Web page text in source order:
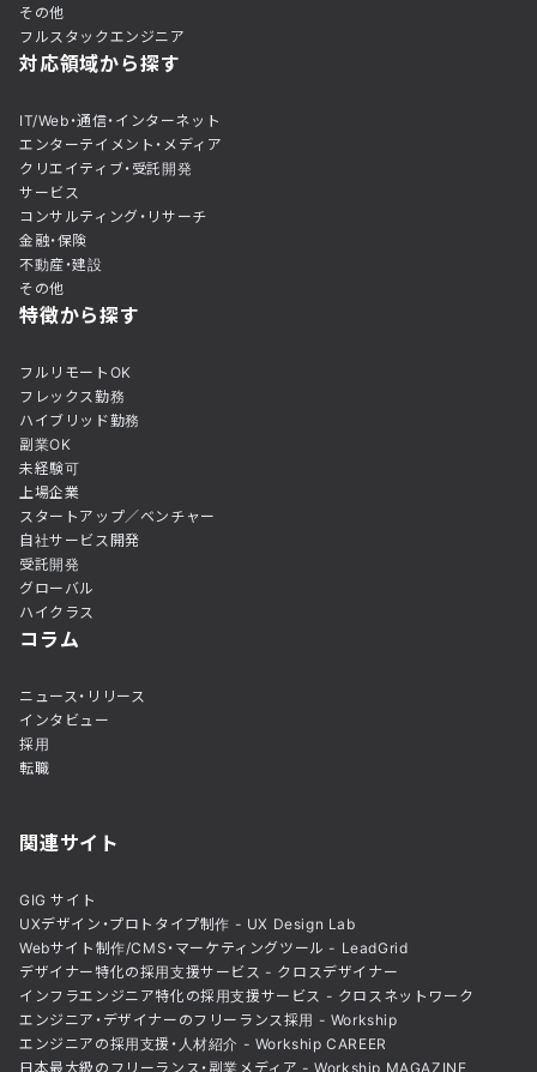
その他
フルスタックエンジニア
対応領域から探す
IT/Web・通信・インターネット
エンターテイメント・メディア
クリエイティブ・受託開発
サービス
コンサルティング・リサーチ
金融・保険
不動産・建設
その他
特徴から探す
フルリモートOK
フレックス勤務
ハイブリッド勤務
副業OK
未経験可
上場企業
スタートアップ／ベンチャー
自社サービス開発
受託開発
グローバル
ハイクラス
コラム
ニュース・リリース
インタビュー
採用
転職
関連サイト
GIG サイト
UXデザイン・プロトタイプ制作 - UX Design Lab
Webサイト制作/CMS・マーケティングツール - LeadGrid
デザイナー特化の採用支援サービス - クロスデザイナー
インフラエンジニア特化の採用支援サービス - クロスネットワーク
エンジニア・デザイナーのフリーランス採用 - Workship
エンジニアの採用支援・人材紹介 - Workship CAREER
日本最大級のフリーランス・副業メディア - Workship MAGAZINE